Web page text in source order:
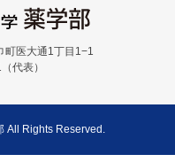
町医大通1丁目1−1
代表）
All Rights Reserved.